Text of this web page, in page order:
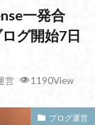
一発合
グ開始7日
営
1190View
ブログ運営